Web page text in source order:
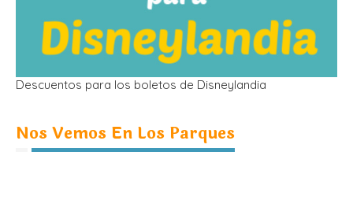
Descuentos para los boletos de Disneylandia
Nos Vemos En Los Parques